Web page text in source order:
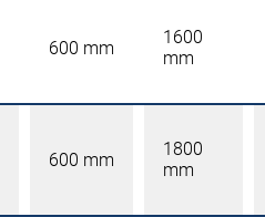
600 mm
1600
mm
600 mm
1800
mm